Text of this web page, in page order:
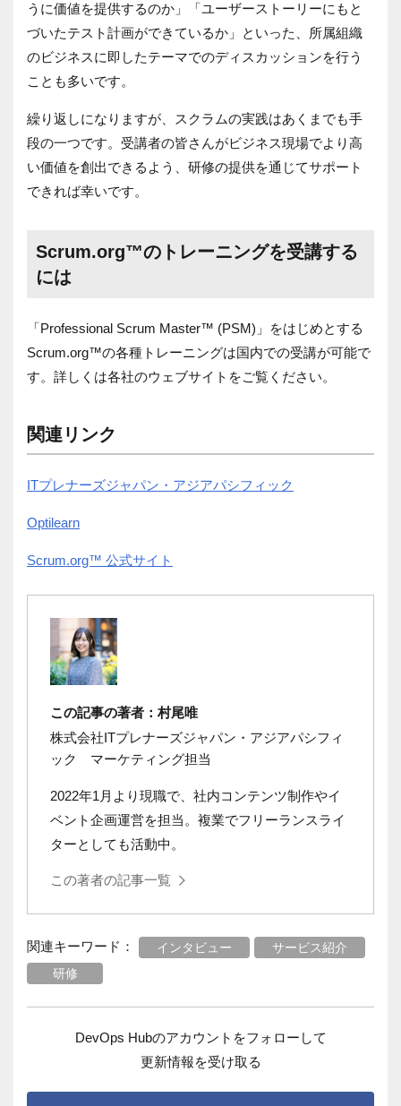
うに価値を提供するのか」「ユーザーストーリーにもと
づいたテスト計画ができているか」といった、所属組織
のビジネスに即したテーマでのディスカッションを行う
ことも多いです。
繰り返しになりますが、スクラムの実践はあくまでも手
段の一つです。受講者の皆さんがビジネス現場でより高
い価値を創出できるよう、研修の提供を通じてサポート
できれば幸いです。
Scrum.org™のトレーニングを受講する
には
「Professional Scrum Master™ (PSM)」をはじめとする
Scrum.org™の各種トレーニングは国内での受講が可能で
す。詳しくは各社のウェブサイトをご覧ください。
関連リンク
ITプレナーズジャパン・アジアパシフィック
Optilearn
Scrum.org™ 公式サイト
この記事の著者：村尾唯
株式会社ITプレナーズジャパン・アジアパシフィ
ック マーケティング担当
2022年1月より現職で、社内コンテンツ制作やイ
ベント企画運営を担当。複業でフリーランスライ
ターとしても活動中。
この著者の記事一覧
関連キーワード： インタビュー
サービス紹介
研修
DevOps Hubのアカウントをフォローして
更新情報を受け取る